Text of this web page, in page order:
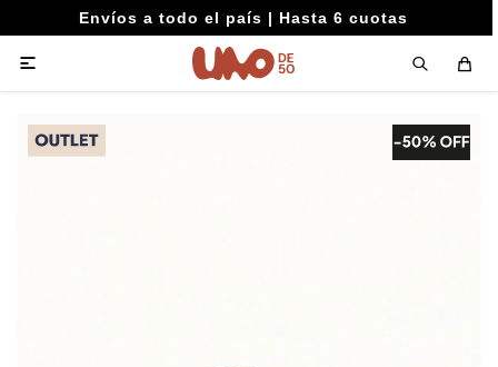
Envíos a todo el país | Hasta 6 cuotas
